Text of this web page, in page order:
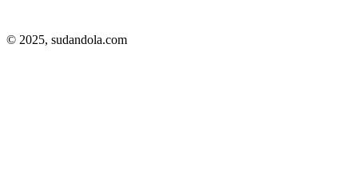
© 2025, sudandola.com